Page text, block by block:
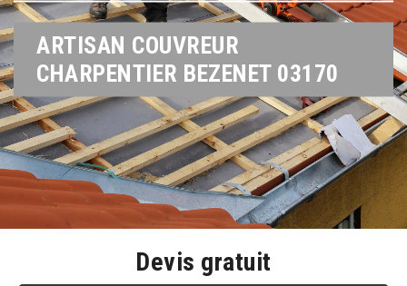
ARTISAN COUVREUR
CHARPENTIER BEZENET 03170
Devis gratuit